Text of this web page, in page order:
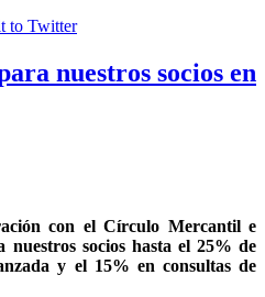
nuestros socios en
con el Círculo Mercantil e
socios hasta el 25% de
y el 15% en consultas de